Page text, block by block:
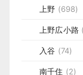
上野 (698)
上野広小路
入谷 (74)
南千住 (2)